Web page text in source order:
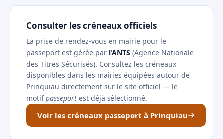
Consulter les créneaux officiels
La prise de rendez-vous en mairie pour le
passeport est gérée par l'ANTS (Agence Nationale
des Titres Sécurisés). Consultez les créneaux
disponibles dans les mairies équipées autour de
Prinquiau directement sur le site officiel — le
motifpasseport est déjà sélectionné.
Voir les créneaux passeport à Prinquiau